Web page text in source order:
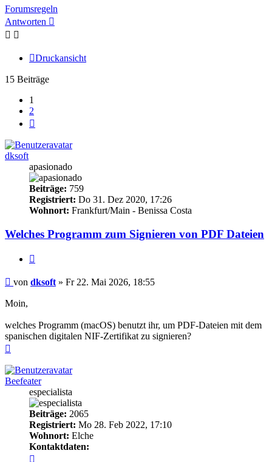
Forumsregeln
Antworten
Druckansicht
15 Beiträge
1
2
dksoft
apasionado
Beiträge: 759
Registriert: Do 31. Dez 2020, 17:26
Wohnort: Frankfurt/Main - Benissa Costa
Welches Programm zum Signieren von PDF Dateien
Beitrag
von dksoft » Fr 22. Mai 2026, 18:55
Moin,
welches Programm (macOS) benutzt ihr, um PDF-Dateien mit dem
spanischen digitalen NIF-Zertifikat zu signieren?
Beefeater
especialista
Beiträge: 2065
Registriert: Mo 28. Feb 2022, 17:10
Wohnort: Elche
Kontaktdaten: